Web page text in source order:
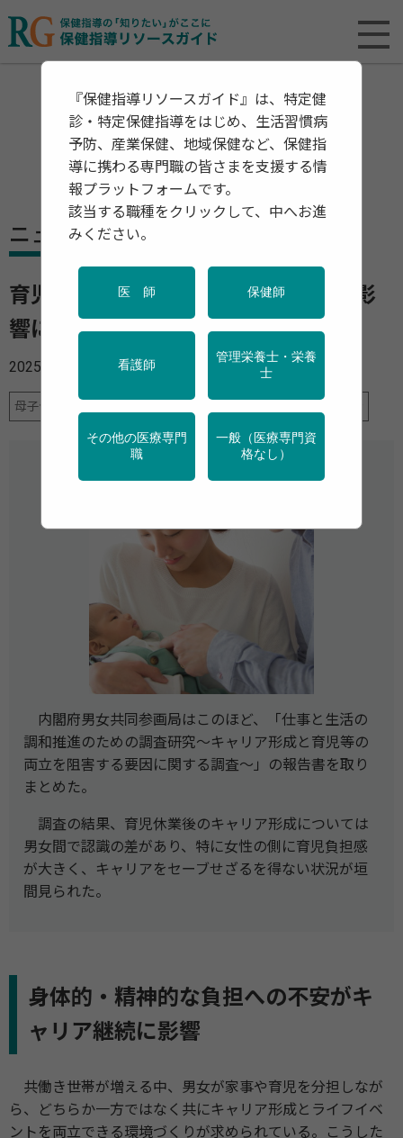
ニュース
育児中の男女間でキャリア形成への影
響に大きな差 内閣府が調査報告
2025年09月11日
母子保健
内閣府男女共同参画局はこのほど、「仕事と生活の
調和推進のための調査研究～キャリア形成と育児等の
両立を阻害する要因に関する調査～」の報告書を取り
まとめた。
調査の結果、育児休業後のキャリア形成については
男女間で認識の差があり、特に女性の側に育児負担感
が大きく、キャリアをセーブせざるを得ない状況が垣
間見られた。
身体的・精神的な負担への不安がキ
ャリア継続に影響
共働き世帯が増える中、男女が家事や育児を分担しなが
ら、どちらか一方ではなく共にキャリア形成とライフイベ
ントを両立できる環境づくりが求められている。こうした
『保健指導リソースガイド』は、特定健
診・特定保健指導をはじめ、生活習慣病
予防、産業保健、地域保健など、保健指
導に携わる専門職の皆さまを支援する情
報プラットフォームです。
該当する職種をクリックして、中へお進
みください。
医 師 保健師
看護師
管理栄養士・栄養
士
その他の医療専門
職
一般（医療専門資
格なし）